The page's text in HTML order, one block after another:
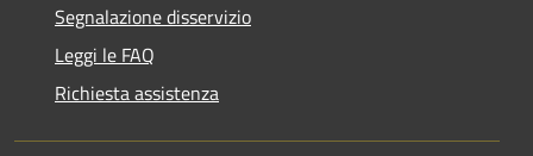
Segnalazione disservizio
Leggi le FAQ
Richiesta assistenza